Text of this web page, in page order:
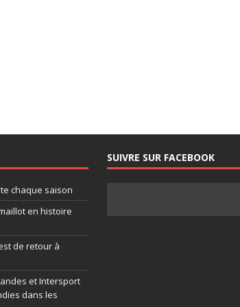
chaque saison
en histoire
de retour à
et Intersport
dans les
SUIVRE SUR FACEBOOK